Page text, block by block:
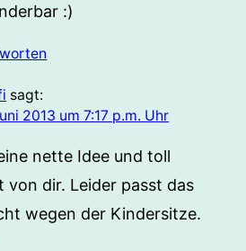
:)
sagt:
2013 um 7:17 p.m. Uhr
nette Idee und toll
von dir. Leider passt das
wegen der Kindersitze.